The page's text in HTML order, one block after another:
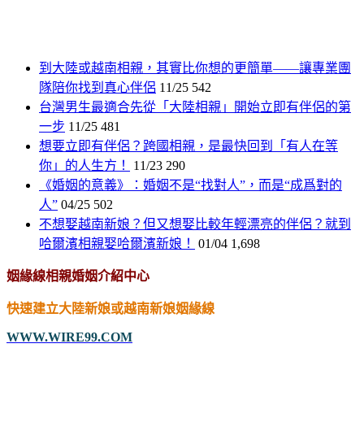
到大陸或越南相親，其實比你想的更簡單——讓專業團
隊陪你找到真心伴侶 11/25 542
台灣男生最適合先從「大陸相親」開始立即有伴侶的第
一步 11/25 481
想要立即有伴侶？跨國相親，是最快回到「有人在等
你」的人生方！
11/23 290
《婚姻的意義》：婚姻不是“找對人”，而是“成爲對的
人” 04/25 502
不想娶越南新娘？但又想娶比較年輕漂亮的伴侶？就到
哈爾濱相親娶哈爾濱新娘！
01/04 1,698
姻緣線相親婚姻介紹中心
快速建立大陸新娘或越南新娘姻緣線
WWW.WIRE99.COM